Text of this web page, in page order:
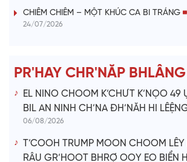
i
e
o
CHIÊM CHIÊM – MỘT KHÚC CA BI TRÁNG
24/07/2026
PR'HAY CHR'NĂP
EL NINO CHOOM K’CHƯT K’NỌO 49
BIL AN NINH CH’NA ĐH’NĂH HI
06/08/2026
T’COOH TRUMP MOON CHOOM LÊY
RÂU GR’HOOT BHRỢ OOY EO BIỂN